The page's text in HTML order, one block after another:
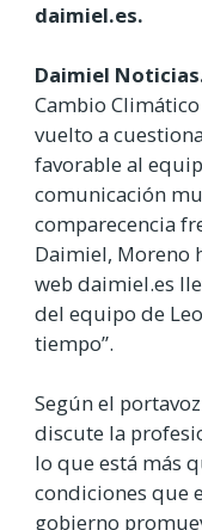
daimiel.es.
Daimiel
Cambio
vuelto a
favorable al
comunicación
comparecencia
Daimiel, Moreno
web daimiel.es
del equipo de
tiempo”.
Según el
discute la
lo que está más
condiciones que
gobierno